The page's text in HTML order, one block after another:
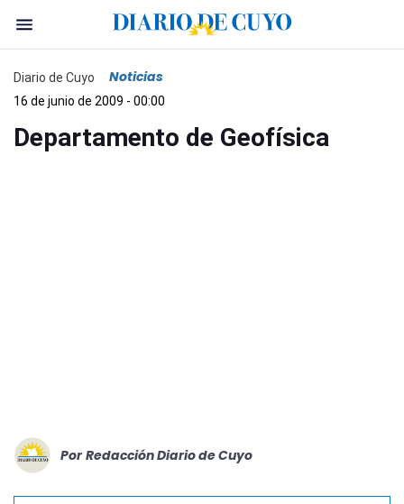
Diario de Cuyo Noticias
16 de junio de 2009 - 00:00
Departamento de Geofísica
Por Redacción Diario de Cuyo